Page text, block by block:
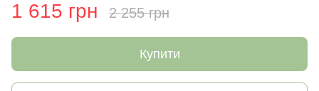
1 615 грн 2 255 грн
Купити